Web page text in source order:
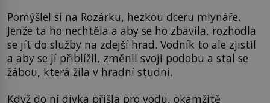
Pomýšlel si na Rozárku, hezkou dceru mlynáře.
Jenže ta ho nechtěla a aby se ho zbavila, rozhodla
se jít do služby na zdejší hrad. Vodník to ale zjistil
a aby se jí přiblížil, změnil svoji podobu a stal se
žábou, která žila v hradní studni.
Když do ní dívka přišla pro vodu, okamžitě